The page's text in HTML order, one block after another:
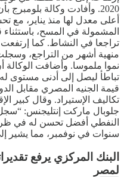
2020. وأفادت وكالة
أعلى معدل لها منذ يناير،
المشمولة في المسح،
تراجعا في النشاط. كما
منهية أشهر من التراجع،
نموا ملموسا. وأضافت الوكالة
تباطأ ليصل إلى أدنى مستوى
قيمة الجنيه المصري مقابل
تكاليف الإستيراد. وقال كبير
جلوبال ماركت إنتليجنس:
النفطي أفضل تحسن له في
سنوات في نوفمبر، مما يشير إلى
البنك المركزي يرفع
لمصر